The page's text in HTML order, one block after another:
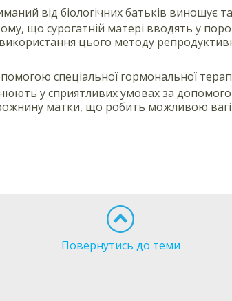
від біологічних батьків виношує
що сурогатній матері вводять у
цього методу
спеціальної гормональної
у сприятливих умовах за
матки, що робить можливою
Повернутись до теми